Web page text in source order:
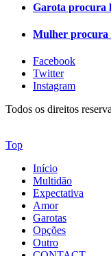
Garota procura
Mulher procura
Facebook
Twitter
Instagram
Todos os direitos
Top
Início
Multidão
Expectativa
Amor
Garotas
Opções
Outro